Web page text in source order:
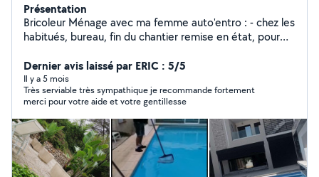
Présentation
Bricoleur Ménage avec ma femme auto'entro : - chez les
habitués, bureau, fin du chantier remise en état, pour
accueil des clients, ect ..) Aide Déménageurs Montage
Meuble Entretien jardin Entretien, Piscine Peinture,
petite maçonnerie
Dernier avis laissé par ERIC : 5/5
Il y a 5 mois
Très serviable très sympathique je recommande fortement
merci pour votre aide et votre gentillesse